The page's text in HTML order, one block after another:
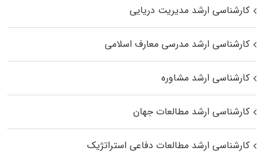
کارشناسی ارشد مدیریت دریایی
کارشناسی ارشد مدرسی معارف اسلامی
کارشناسی ارشد مشاوره
کارشناسی ارشد مطالعات جهان
کارشناسی ارشد مطالعات دفاعی استراتژیک